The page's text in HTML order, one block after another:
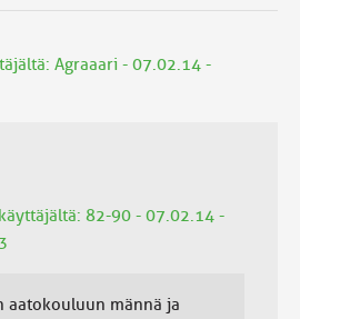
Agraaari - 07.02.14 -
82-90 - 07.02.14 -
aatokouluun männä ja